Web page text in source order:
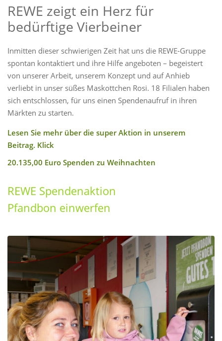
REWE zeigt ein Herz für
bedürftige Vierbeiner
Inmitten dieser schwierigen Zeit hat uns die REWE-Gruppe
spontan kontaktiert und ihre Hilfe angeboten – begeistert
von unserer Arbeit, unserem Konzept und auf Anhieb
verliebt in unser süßes Maskottchen Rosi. 18 Filialen haben
sich entschlossen, für uns einen Spendenaufruf in ihren
Märkten zu starten.
Lesen Sie mehr über die super Aktion in unserem
Beitrag. Klick
20.135,00 Euro Spenden zu Weihnachten
REWE Spendenaktion
Pfandbon einwerfen